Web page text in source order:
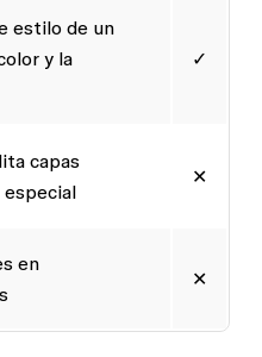
estilo de un
y la
✓
capas
especial
✕
en
✕